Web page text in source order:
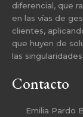
diferencial, que
en las vías de
clientes,
que huyen de
las
Contacto
Emilia Pardo